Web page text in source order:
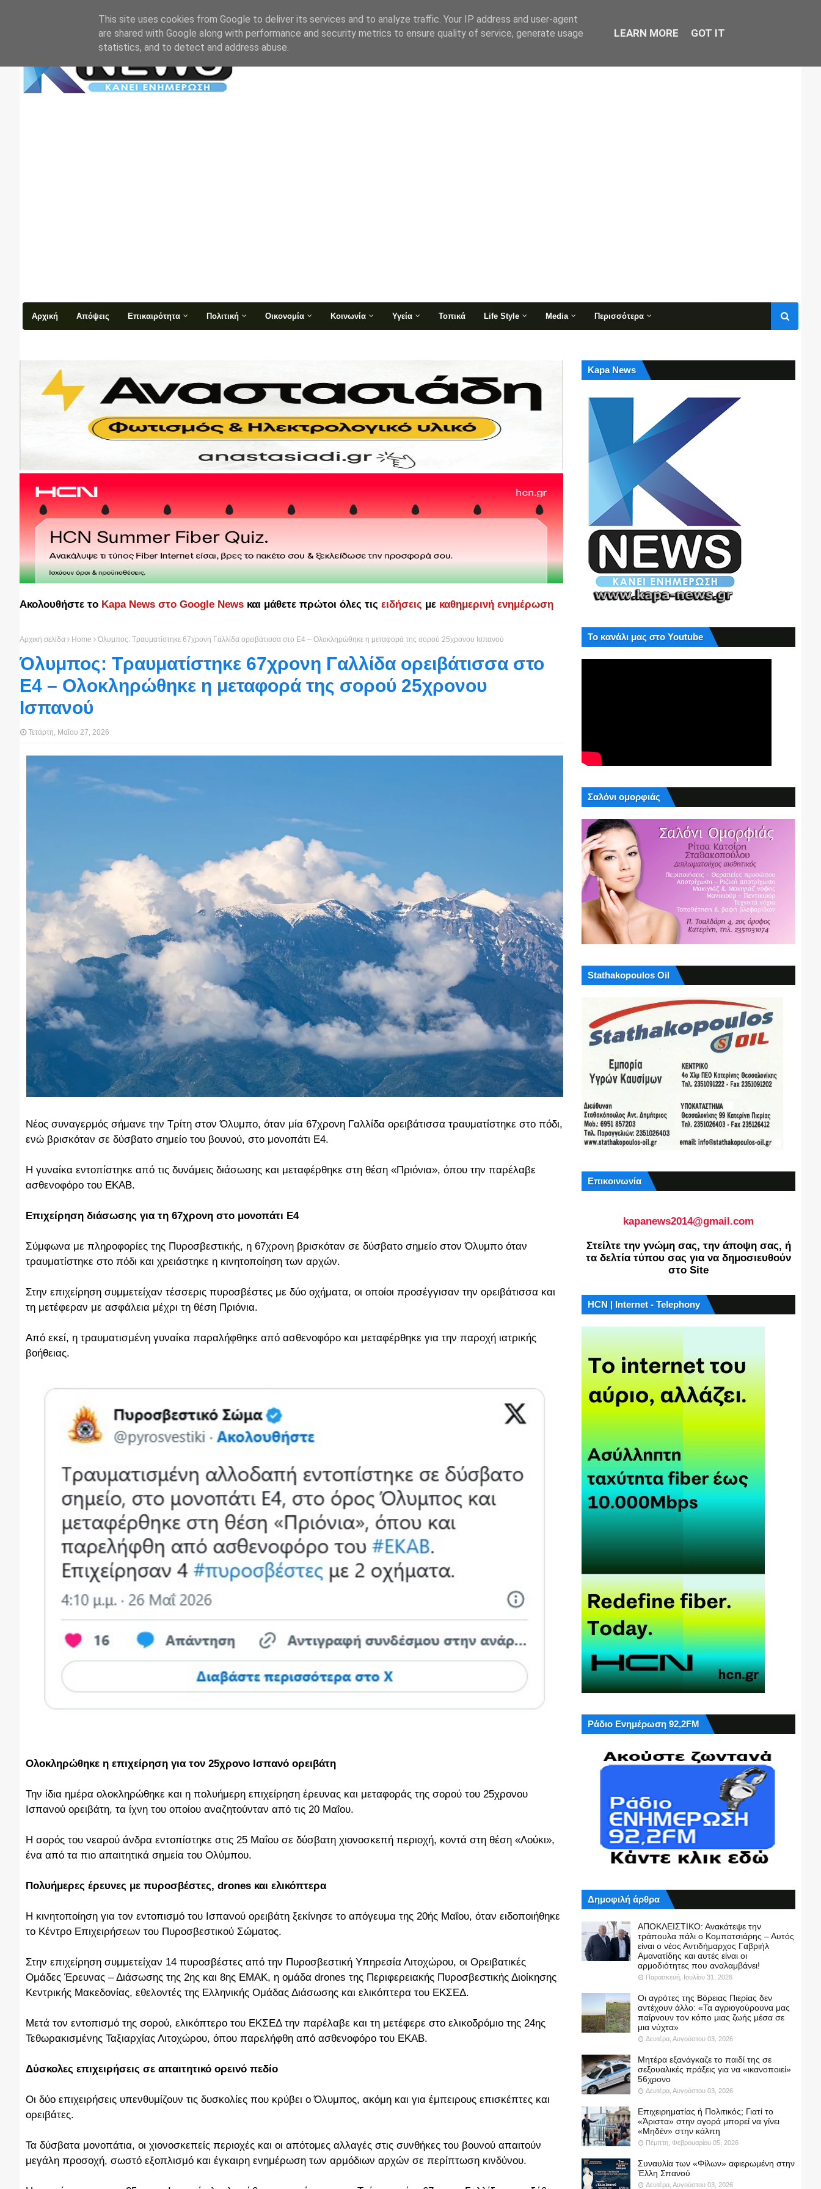
Αρχική Απόψεις Επικαιρότητα Πολιτική Οικονομία Κοινωνία Υγεία Τοπικά Life Style Media Περισσότερα
Ακολουθήστε το Kapa News στο Google News και μάθετε πρώτοι όλες τις ειδήσεις με καθημερινή ενημέρωση
Αρχική σελίδα Home Όλυμπος: Τραυματίστηκε 67χρονη Γαλλίδα ορειβάτισσα στο Ε4 – Ολοκληρώθηκε η μεταφορά της σορού 25χρονου Ισπανού
Όλυμπος: Τραυματίστηκε 67χρονη Γαλλίδα ορειβάτισσα στο
Ε4 – Ολοκληρώθηκε η μεταφορά της σορού 25χρονου
Ισπανού
Τετάρτη, Μαΐου 27, 2026
Νέος συναγερμός σήμανε την Τρίτη στον Όλυμπο, όταν μία 67χρονη Γαλλίδα ορειβάτισσα τραυματίστηκε στο πόδι,
ενώ βρισκόταν σε δύσβατο σημείο του βουνού, στο μονοπάτι Ε4.
Η γυναίκα εντοπίστηκε από τις δυνάμεις διάσωσης και μεταφέρθηκε στη θέση «Πριόνια», όπου την παρέλαβε
ασθενοφόρο του ΕΚΑΒ.
Επιχείρηση διάσωσης για τη 67χρονη στο μονοπάτι Ε4
Σύμφωνα με πληροφορίες της Πυροσβεστικής, η 67χρονη βρισκόταν σε δύσβατο σημείο στον Όλυμπο όταν
τραυματίστηκε στο πόδι και χρειάστηκε η κινητοποίηση των αρχών.
Στην επιχείρηση συμμετείχαν τέσσερις πυροσβέστες με δύο οχήματα, οι οποίοι προσέγγισαν την ορειβάτισσα και
τη μετέφεραν με ασφάλεια μέχρι τη θέση Πριόνια.
Από εκεί, η τραυματισμένη γυναίκα παραλήφθηκε από ασθενοφόρο και μεταφέρθηκε για την παροχή ιατρικής
βοήθειας.
Ολοκληρώθηκε η επιχείρηση για τον 25χρονο Ισπανό ορειβάτη
Την ίδια ημέρα ολοκληρώθηκε και η πολυήμερη επιχείρηση έρευνας και μεταφοράς της σορού του 25χρονου
Ισπανού ορειβάτη, τα ίχνη του οποίου αναζητούνταν από τις 20 Μαΐου.
Η σορός του νεαρού άνδρα εντοπίστηκε στις 25 Μαΐου σε δύσβατη χιονοσκεπή περιοχή, κοντά στη θέση «Λούκι»,
ένα από τα πιο απαιτητικά σημεία του Ολύμπου.
Πολυήμερες έρευνες με πυροσβέστες, drones και ελικόπτερα
Η κινητοποίηση για τον εντοπισμό του Ισπανού ορειβάτη ξεκίνησε το απόγευμα της 20ής Μαΐου, όταν ειδοποιήθηκε
το Κέντρο Επιχειρήσεων του Πυροσβεστικού Σώματος.
Στην επιχείρηση συμμετείχαν 14 πυροσβέστες από την Πυροσβεστική Υπηρεσία Λιτοχώρου, οι Ορειβατικές
Ομάδες Έρευνας – Διάσωσης της 2ης και 8ης ΕΜΑΚ, η ομάδα drones της Περιφερειακής Πυροσβεστικής Διοίκησης
Κεντρικής Μακεδονίας, εθελοντές της Ελληνικής Ομάδας Διάσωσης και ελικόπτερα του ΕΚΣΕΔ.
Μετά τον εντοπισμό της σορού, ελικόπτερο του ΕΚΣΕΔ την παρέλαβε και τη μετέφερε στο ελικοδρόμιο της 24ης
Τεθωρακισμένης Ταξιαρχίας Λιτοχώρου, όπου παρελήφθη από ασθενοφόρο του ΕΚΑΒ.
Δύσκολες επιχειρήσεις σε απαιτητικό ορεινό πεδίο
Οι δύο επιχειρήσεις υπενθυμίζουν τις δυσκολίες που κρύβει ο Όλυμπος, ακόμη και για έμπειρους επισκέπτες και
ορειβάτες.
Τα δύσβατα μονοπάτια, οι χιονοσκεπείς περιοχές και οι απότομες αλλαγές στις συνθήκες του βουνού απαιτούν
μεγάλη προσοχή, σωστό εξοπλισμό και έγκαιρη ενημέρωση των αρμόδιων αρχών σε περίπτωση κινδύνου.
Kapa News
Το κανάλι μας στο Youtube
Σαλόνι ομορφιάς
Stathakopoulos Oil
Επικοινωνία
kapanews2014@gmail.com
Στείλτε την γνώμη σας, την άποψη σας, ή
τα δελτία τύπου σας για να δημοσιευθούν
στο Site
HCN | Internet - Telephony
Ράδιο Ενημέρωση 92,2FM
Δημοφιλή άρθρα
ΑΠΟΚΛΕΙΣΤΙΚΟ: Ανακάτεψε την
τράπουλα πάλι ο Κομπατσιάρης – Αυτός
είναι ο νέος Αντιδήμαρχος Γαβριήλ
Αμανατίδης και αυτές είναι οι
αρμοδιότητες που αναλαμβάνει!
Παρασκευή, Ιουλίου 31, 2026
Οι αγρότες της Βόρειας Πιερίας δεν
αντέχουν άλλο: «Τα αγριογούρουνα μας
παίρνουν τον κόπο μιας ζωής μέσα σε
μια νύχτα»
Δευτέρα, Αυγούστου 03, 2026
Μητέρα εξανάγκαζε το παιδί της σε
σεξουαλικές πράξεις για να «ικανοποιεί»
56χρονο
Δευτέρα, Αυγούστου 03, 2026
Επιχειρηματίας ή Πολιτικός; Γιατί το
«Άριστα» στην αγορά μπορεί να γίνει
«Μηδέν» στην κάλπη
Πέμπτη, Φεβρουαρίου 05, 2026
Συναυλία των «Φίλων» αφιερωμένη στην
Έλλη Σπανού
Δευτέρα, Αυγούστου 03, 2026
This site uses cookies from Google to deliver its services and to analyze traffic. Your IP address and user-agent
are shared with Google along with performance and security metrics to ensure quality of service, generate usage
statistics, and to detect and address abuse.
LEARN MORE GOT IT